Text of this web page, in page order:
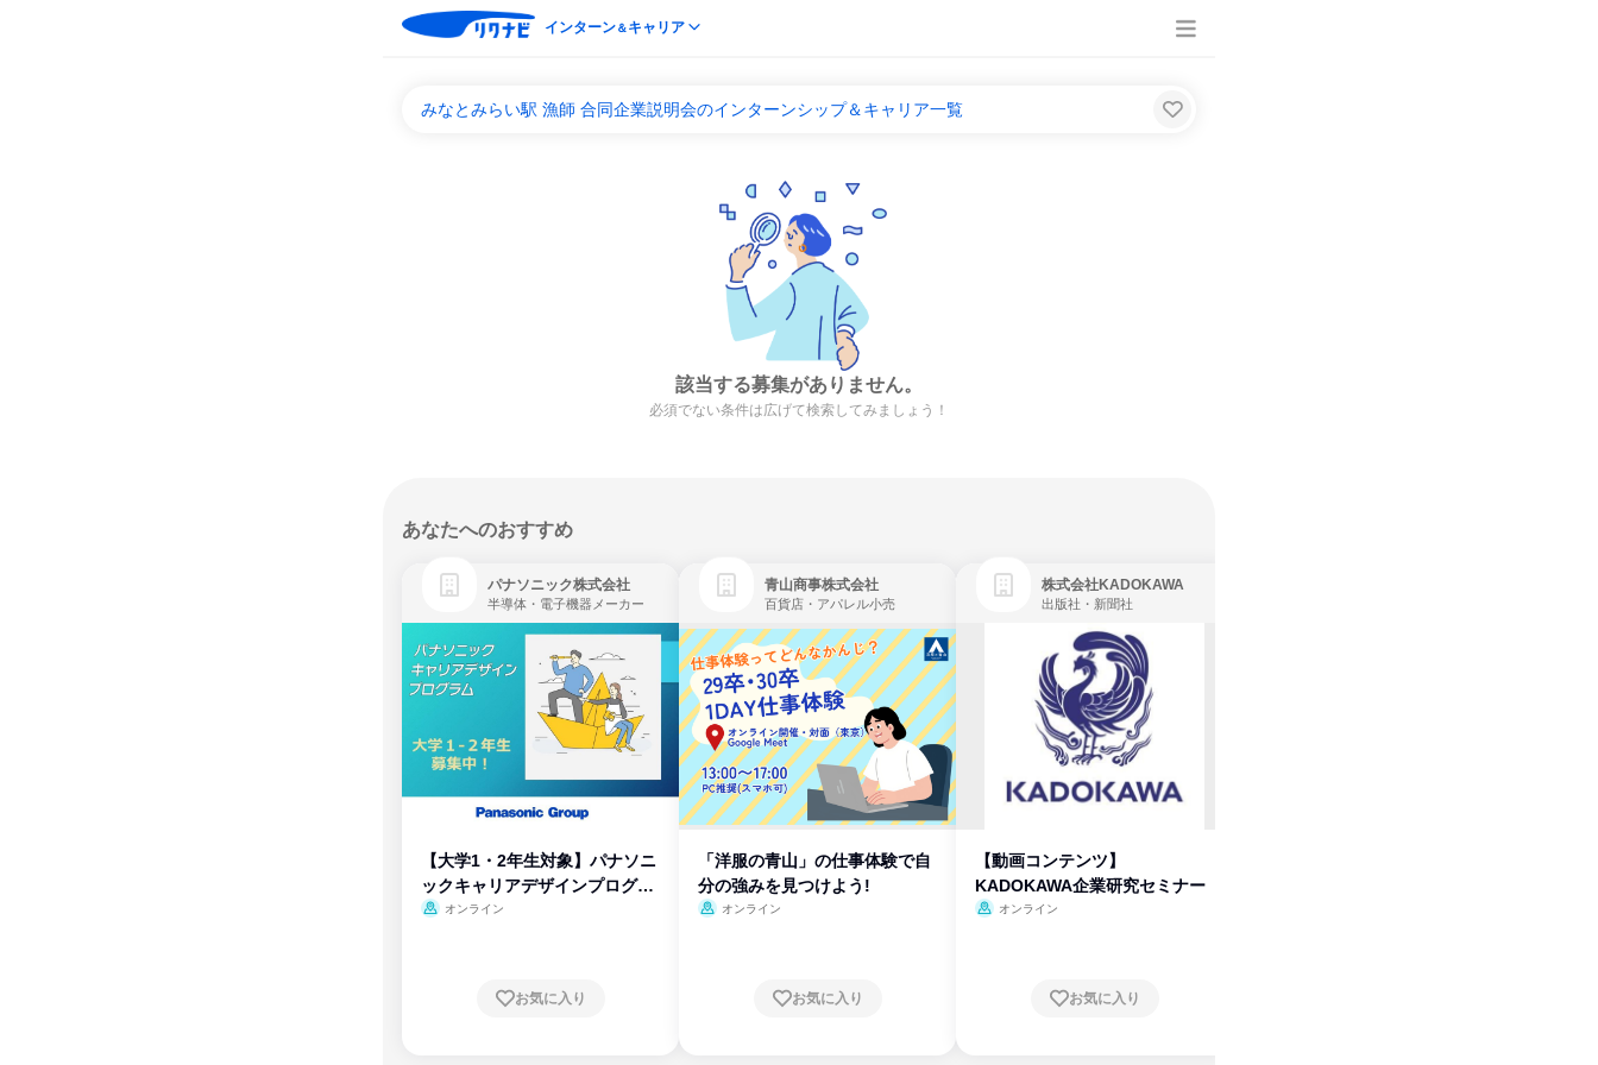
インターン＆キャリア
みなとみらい駅 漁師 合同企業説明会のインターンシップ＆キャリア一覧
該当する募集がありません。
必須でない条件は広げて検索してみましょう！
あなたへのおすすめ
パナソニック株式会社
半導体・電子機器メーカー
【大学1・2年生対象】パナソニ
ックキャリアデザインプログラ
ム
オンライン
お気に入り
青山商事株式会社
百貨店・アパレル小売
「洋服の青山」の仕事体験で自
分の強みを見つけよう!
オンライン
お気に入り
株式会社KADOKAWA
出版社・新聞社
【動画コンテンツ】
KADOKAWA企業研究セミナー
オンライン
お気に入り